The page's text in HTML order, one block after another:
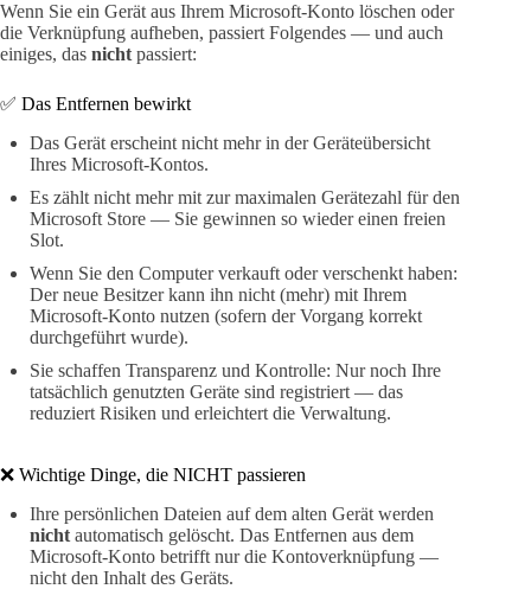
Wenn Sie ein Gerät aus Ihrem Microsoft‑Konto löschen oder
die Verknüpfung aufheben, passiert Folgendes — und auch
einiges, das nicht passiert:
✅ Das Entfernen bewirkt
Das Gerät erscheint nicht mehr in der Geräteübersicht
Ihres Microsoft‑Kontos.
Es zählt nicht mehr mit zur maximalen Gerätezahl für den
Microsoft Store — Sie gewinnen so wieder einen freien
Slot.
Wenn Sie den Computer verkauft oder verschenkt haben:
Der neue Besitzer kann ihn nicht (mehr) mit Ihrem
Microsoft‑Konto nutzen (sofern der Vorgang korrekt
durchgeführt wurde).
Sie schaffen Transparenz und Kontrolle: Nur noch Ihre
tatsächlich genutzten Geräte sind registriert — das
reduziert Risiken und erleichtert die Verwaltung.
❌ Wichtige Dinge, die NICHT passieren
Ihre persönlichen Dateien auf dem alten Gerät werden
nicht automatisch gelöscht. Das Entfernen aus dem
Microsoft-Konto betrifft nur die Kontoverknüpfung —
nicht den Inhalt des Geräts.